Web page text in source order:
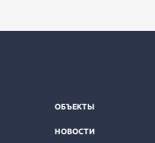
ОБЪЕКТЫ
НОВОСТИ